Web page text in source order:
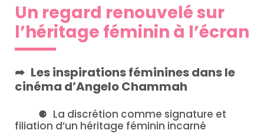
Un regard renouvelé sur
l’héritage féminin à l’écran
Les inspirations féminines dans le
cinéma d’Angelo Chammah
La discrétion comme signature et
filiation d’un héritage féminin incarné